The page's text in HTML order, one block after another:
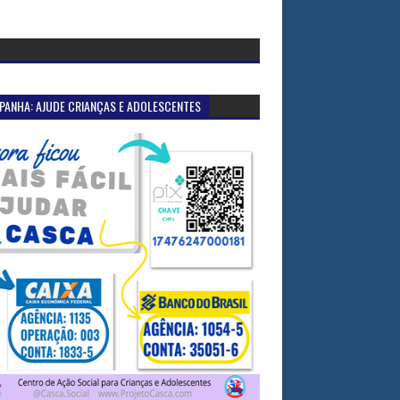
AJUDE CRIANÇAS E ADOLESCENTES